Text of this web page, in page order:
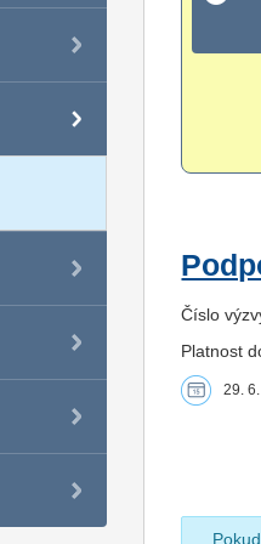
Číslo
Platnost
29.